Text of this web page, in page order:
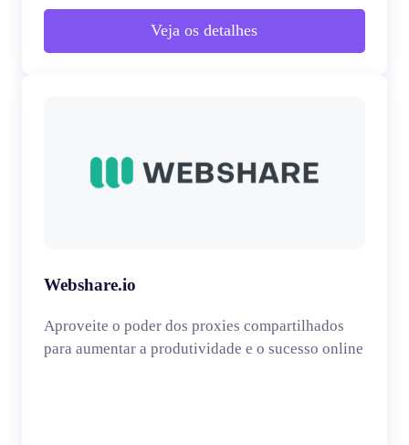
Veja os detalhes
Webshare.io
Aproveite o poder dos proxies compartilhados
para aumentar a produtividade e o sucesso online